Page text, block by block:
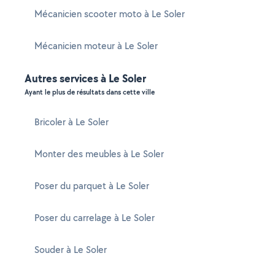
Mécanicien scooter moto à Le Soler
Mécanicien moteur à Le Soler
Autres services à Le Soler
Ayant le plus de résultats dans cette ville
Bricoler à Le Soler
Monter des meubles à Le Soler
Poser du parquet à Le Soler
Poser du carrelage à Le Soler
Souder à Le Soler